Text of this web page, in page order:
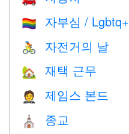
🏳️‍🌈 자부심 / Lgbtq+
🚴 자전거의 날
🏡 재택 근무
🤵 제임스 본드
⛪️ 종교